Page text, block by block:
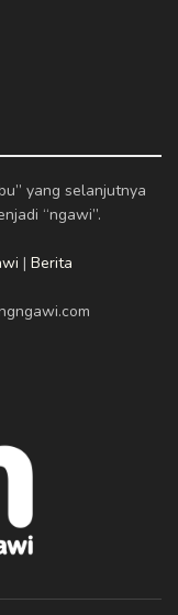
yang selanjutnya
“ngawi”.
| Berita